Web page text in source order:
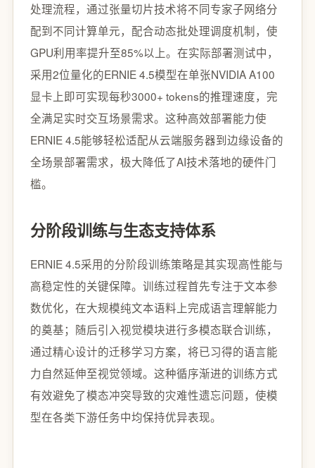
处理流程，通过张量切片技术将不同专家子网络分
配到不同计算单元，配合动态批处理调度机制，使
GPU利用率提升至85%以上。在实际部署测试中，
采用2位量化的ERNIE 4.5模型在单张NVIDIA A100
显卡上即可实现每秒3000+ tokens的推理速度，完
全满足实时交互场景需求。这种高效部署能力使
ERNIE 4.5能够轻松适配从云端服务器到边缘设备的
全场景部署需求，极大降低了AI技术落地的硬件门
槛。
分阶段训练与生态支持体系
ERNIE 4.5采用的分阶段训练策略是其实现高性能与
高稳定性的关键保障。训练过程首先专注于文本参
数优化，在大规模纯文本语料上完成语言理解能力
的奠基；随后引入视觉模块进行多模态联合训练，
通过精心设计的迁移学习方案，将已习得的语言能
力自然延伸至视觉领域。这种循序渐进的训练方式
有效避免了模态冲突导致的灾难性遗忘问题，使模
型在各类下游任务中均保持优异表现。